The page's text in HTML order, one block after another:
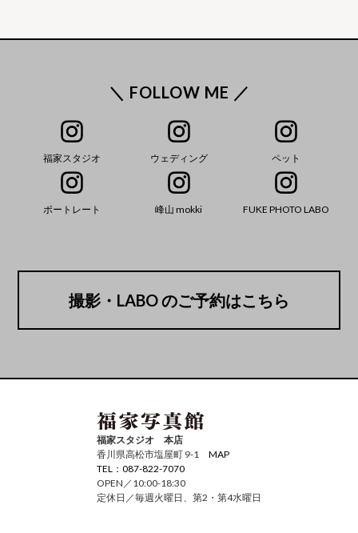
＼ FOLLOW ME ／
福家スタジオ ウェディング ペット
ポートレート 峰山 mokki FUKE PHOTO LABO
撮影・LABO のご予約はこちら
福家スタジオ 本店
香川県高松市塩屋町 9-1 MAP
TEL：087-822-7070
OPEN／10:00-18:30
定休日／毎週火曜日、第2・第4水曜日